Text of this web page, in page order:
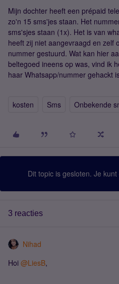
Mijn dochter heeft een prépaid
zo'n 15 sms'jes staan. Het
sms'sjes staan (1x). Het is van
heeft zij niet aangevraagd en zelf
nummer gestuurd. Wat kan hier
beltegoed ineens op was, vind ik
haar Whatsapp/nummer gehackt
kosten Sms Onbekende
Dit topic is gesloten. Je
3 reacties
Nihad
Hoi @LiesB,